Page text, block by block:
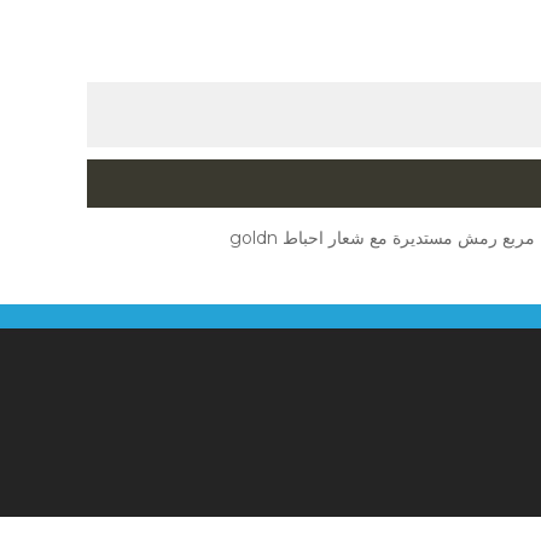
مربع رمش مستديرة مع شعار احباط goldn